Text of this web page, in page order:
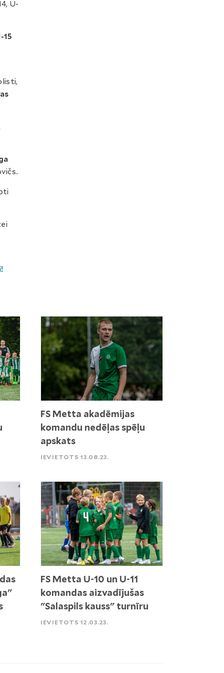
U-
15
FS Metta akadēmijas
komandu nedēļas spēļu
apskats
IEVIETOTS 13.08.23.
FS Metta U-10 un U-11
komandas aizvadījušas
"Salaspils kauss" turnīru
IEVIETOTS 12.03.23.